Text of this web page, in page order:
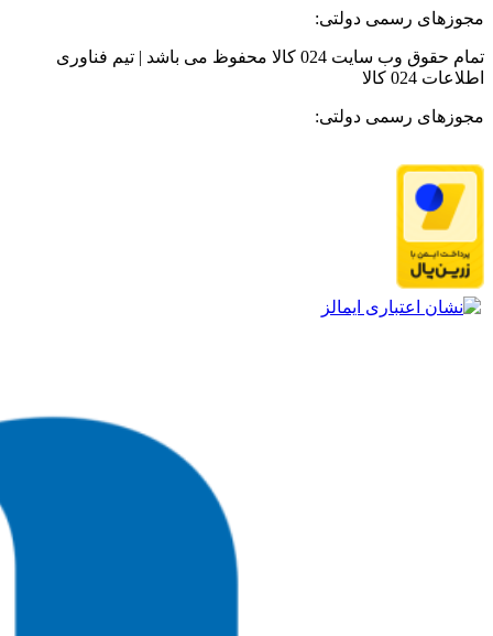
مجوزهای رسمی دولتی:
تمام حقوق وب سایت 024 کالا محفوظ می باشد | تیم فناوری
اطلاعات 024 کالا
مجوزهای رسمی دولتی: